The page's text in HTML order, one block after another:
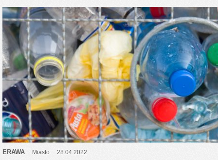
ERAWA Miasto 28.04.2022